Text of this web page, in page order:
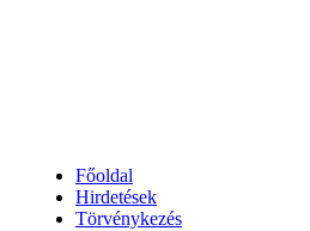
Főoldal
Hirdetések
Törvénykezés